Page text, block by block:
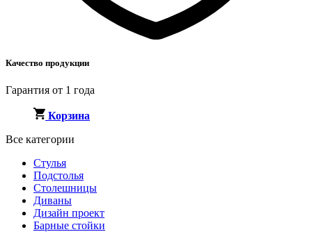
Качество продукции
Гарантия от 1 года
Корзина
Все категории
Стулья
Подстолья
Столешницы
Диваны
Дизайн проект
Барные стойки